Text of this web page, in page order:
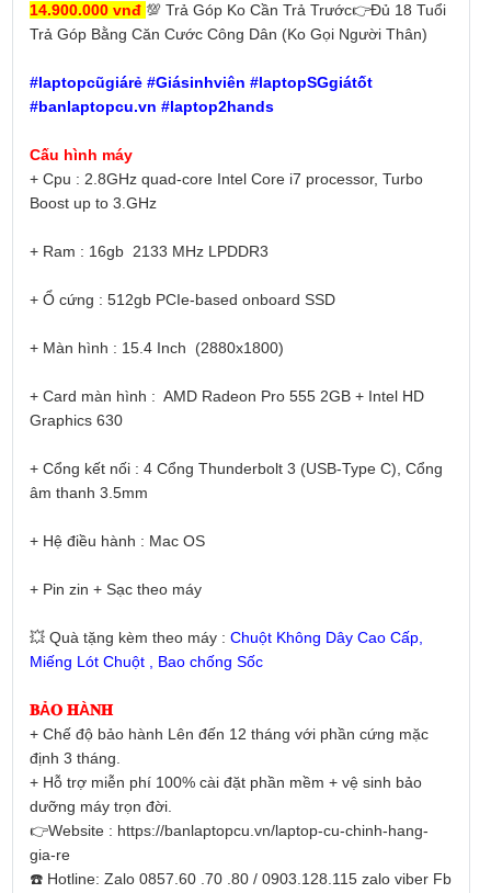
14.900.000 vnđ 💯 Trả Góp Ko Cần Trả Trước👉Đủ 18 Tuổi
Trả Góp Bằng Căn Cước Công Dân (Ko Gọi Người Thân)
#laptopcũgiárẻ #Giásinhviên #laptopSGgiátốt
#banlaptopcu.vn #laptop2hands
Cấu hình máy
+ Cpu : 2.8GHz quad-core Intel Core i7 processor, Turbo
Boost up to 3.GHz
+ Ram : 16gb 2133 MHz LPDDR3
+ Ổ cứng : 512gb PCIe-based onboard SSD
+ Màn hình : 15.4 Inch (2880x1800)
+ Card màn hình : AMD Radeon Pro 555 2GB + Intel HD
Graphics 630
+ Cổng kết nối : 4 Cổng Thunderbolt 3 (USB-Type C), Cổng
âm thanh 3.5mm
+ Hệ điều hành : Mac OS
+ Pin zin + Sạc theo máy
💥 Quà tặng kèm theo máy : Chuột Không Dây Cao Cấp,
Miếng Lót Chuột , Bao chống Sốc
𝐁Ả𝐎 𝐇À𝐍𝐇
+ Chế độ bảo hành Lên đến 12 tháng với phần cứng mặc
định 3 tháng.
+ Hỗ trợ miễn phí 100% cài đặt phần mềm + vệ sinh bảo
dưỡng máy trọn đời.
👉Website : https://banlaptopcu.vn/laptop-cu-chinh-hang-
gia-re
☎️ Hotline: Zalo 0857.60 .70 .80 / 0903.128.115 zalo viber Fb